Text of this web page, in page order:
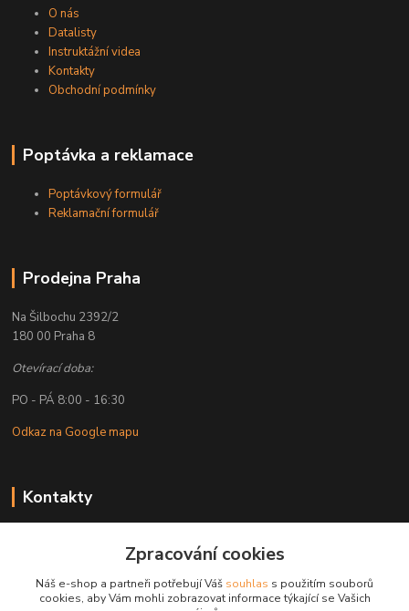
O nás
Datalisty
Instruktážní videa
Kontakty
Obchodní podmínky
Poptávka a reklamace
Poptávkový formulář
Reklamační formulář
Prodejna Praha
Na Šilbochu 2392/2
180 00 Praha 8
Otevírací doba:
PO - PÁ 8:00 - 16:30
Odkaz na Google mapu
Kontakty
+ 420 608 777 028
obchod@golemreklama.cz
Zpracování cookies
Náš e-shop a partneři potřebují Váš souhlas s použitím souborů
cookies, aby Vám mohli zobrazovat informace týkající se Vašich